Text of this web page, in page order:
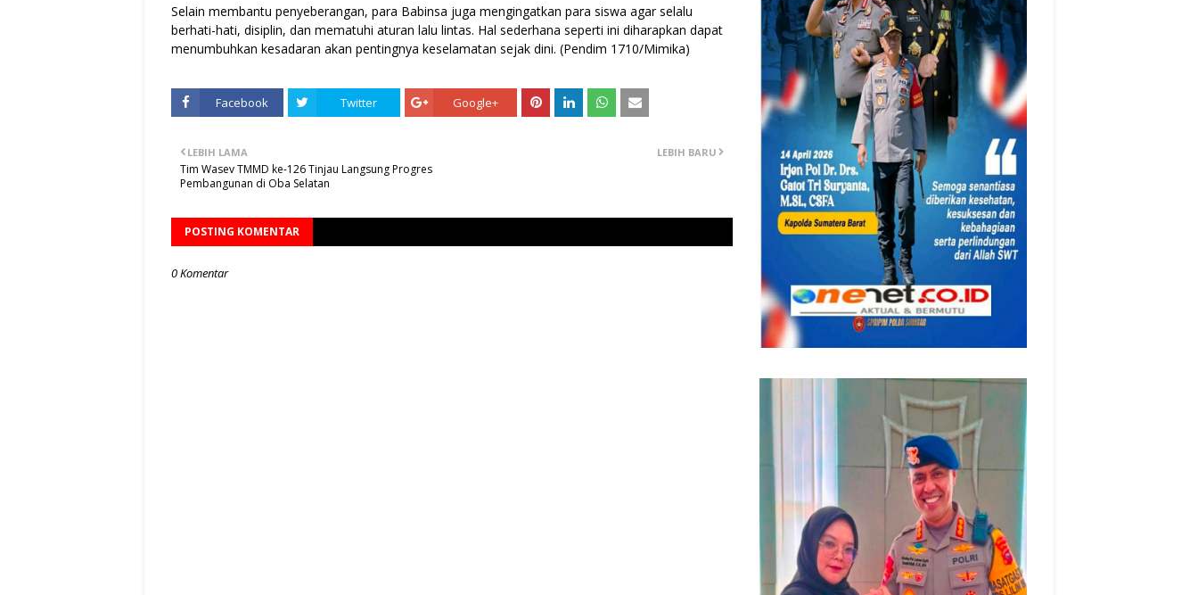
Selain membantu penyeberangan, para Babinsa juga mengingatkan para siswa agar selalu
berhati-hati, disiplin, dan mematuhi aturan lalu lintas. Hal sederhana seperti ini diharapkan dapat
menumbuhkan kesadaran akan pentingnya keselamatan sejak dini. (Pendim 1710/Mimika)
Facebook Twitter Google+
LEBIH BARU
LEBIH LAMA
Tim Wasev TMMD ke-126 Tinjau Langsung Progres
Pembangunan di Oba Selatan
POSTING KOMENTAR
0 Komentar